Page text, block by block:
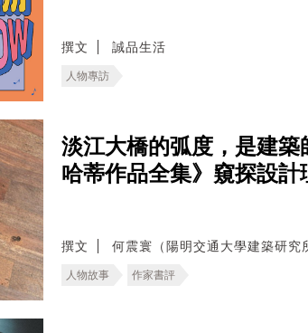
撰文 誠品生活
人物專訪
淡江大橋的弧度，是建
哈蒂作品全集》窺探設計
撰文 何震寰（陽明交通大學建築研究
人物故事 作家書評